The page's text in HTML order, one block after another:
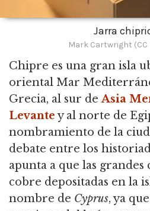
Jarra
Mark Cartwright (CC
Chipre es una gran isla
oriental Mar
Grecia, al sur deAsia
Levantey al norte de
nombramiento de la
debate entre los
apunta a que las grandes
cobre depositadas en la
nombre de Cyprus, ya